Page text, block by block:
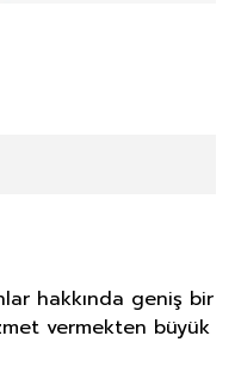
hakkında geniş bir
vermekten büyük